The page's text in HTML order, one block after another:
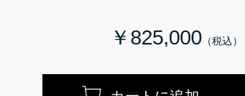
￥825,000